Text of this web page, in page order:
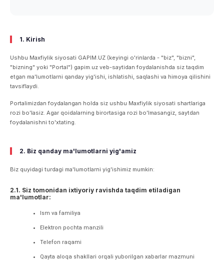
1. Kirish
Ushbu Maxfiylik siyosati GAPIM.UZ (keyingi o'rinlarda - "biz", "bizni",
"bizning" yoki "Portal") gapim.uz veb-saytidan foydalanishda siz taqdim
etgan ma'lumotlarni qanday yig'ishi, ishlatishi, saqlashi va himoya qilishini
tavsiflaydi.
Portalimizdan foydalangan holda siz ushbu Maxfiylik siyosati shartlariga
rozi bo'lasiz. Agar qoidalarning birortasiga rozi bo'lmasangiz, saytdan
foydalanishni to'xtating.
2. Biz qanday ma'lumotlarni yig'amiz
Biz quyidagi turdagi ma'lumotlarni yig'ishimiz mumkin:
2.1. Siz tomonidan ixtiyoriy ravishda taqdim etiladigan
ma'lumotlar:
Ism va familiya
Elektron pochta manzili
Telefon raqami
Qayta aloqa shakllari orqali yuborilgan xabarlar mazmuni